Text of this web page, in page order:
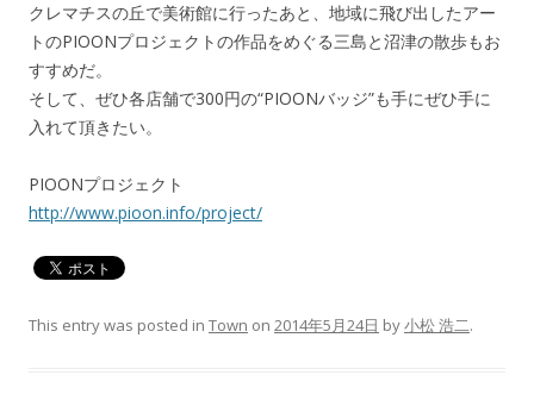
クレマチスの丘で美術館に行ったあと、地域に飛び出したアー
トのPIOONプロジェクトの作品をめぐる三島と沼津の散歩もお
すすめだ。
そして、ぜひ各店舗で300円の“PIOONバッジ”も手にぜひ手に
入れて頂きたい。
PIOONプロジェクト
http://www.pioon.info/project/
This entry was posted in Town on 2014年5月24日 by小松 浩二.